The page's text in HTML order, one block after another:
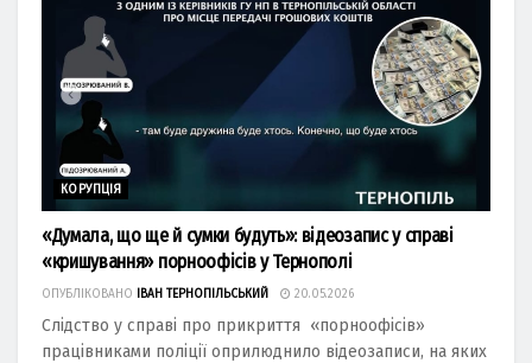
КОРУПЦІЯ
«Думала, що ще й сумки будуть»: відеозапис у справі
«кришування» порноофісів у Тернополі
ОПУБЛІКОВАНО ІВАН ТЕРНОПІЛЬСЬКИЙ 20.05.2026
Слідство у справі про прикриття «порноофісів»
працівниками поліції оприлюднило відеозаписи, на яких